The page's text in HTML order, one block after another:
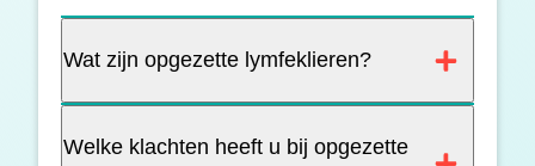
Wat zijn opgezette lymfeklieren?
Welke klachten heeft u bij opgezette